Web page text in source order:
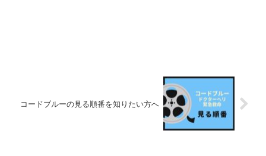
コードブルーの見る順番を知りたい方へ